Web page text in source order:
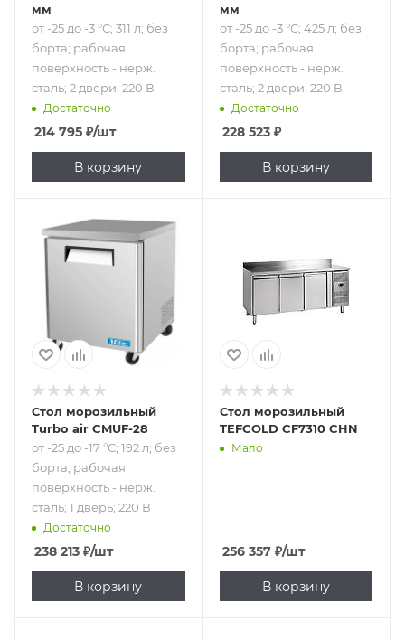
мм
от -25 до -3 °С; 311 л; без
борта; рабочая
поверхность - нерж.
сталь; 2 двери; 220 В
Достаточно
214 795 ₽/шт
В корзину
мм
от -25 до -3 °С; 425 л; без
борта; рабочая
поверхность - нерж.
сталь; 2 двери; 220 В
Достаточно
228 523₽
В корзину
Подпись к товару
от -25 до -17 °С; 192
л; без борта;
рабочая
поверхность -
нерж. сталь; 1
дверь; 220 В
Стол морозильный
Turbo air CMUF-28
от -25 до -17 °С; 192 л; без
борта; рабочая
поверхность - нерж.
сталь; 1 дверь; 220 В
Достаточно
238 213 ₽/шт
В корзину
Стол морозильный
TEFCOLD CF7310 CHN
Мало
256 357₽/шт
В корзину